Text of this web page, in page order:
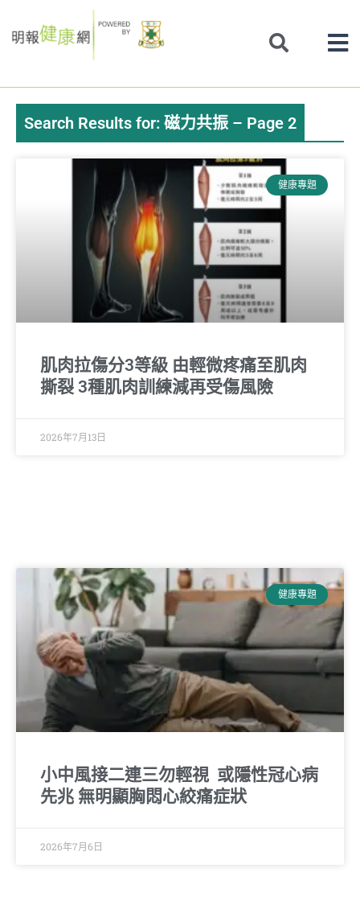
to
Search Results for: 磁力共振 – Page 2
健康專題
肌肉拉傷分3等級 由輕微疼痛至肌肉
撕裂 3種肌肉訓練減再受傷風險
2026年7月13日
健康專題
小中風接二連三勿輕視 或隱性冠心病
先兆 無明顯胸悶心絞痛症狀
2026年7月6日
PagePagePage Page Page